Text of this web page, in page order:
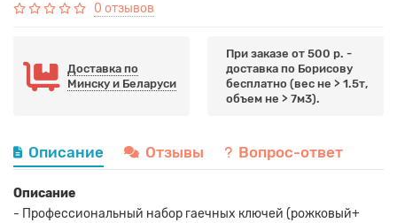
0 отзывов
Доставка по
Минску и Беларуси
При заказе от 500 р. -
доставка по Борисову
бесплатно (вес не > 1.5т,
объем не > 7м3).
Описание Отзывы Вопрос-ответ
Описание
- Профессиональный набор гаечных ключей (рожковый+